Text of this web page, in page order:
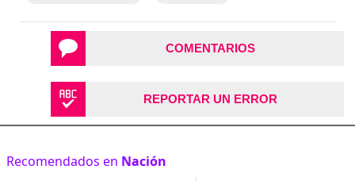
COMENTARIOS
REPORTAR UN ERROR
Recomendados en Nación